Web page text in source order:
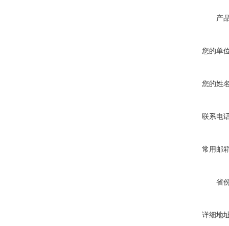
产
您的单
您的姓
联系电
常用邮
省
详细地